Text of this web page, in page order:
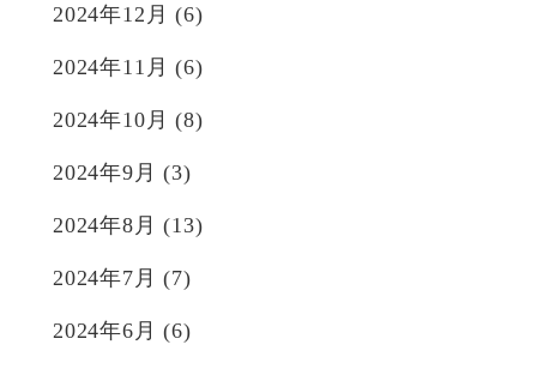
2024年12月 (6)
2024年11月 (6)
2024年10月 (8)
2024年9月 (3)
2024年8月 (13)
2024年7月 (7)
2024年6月 (6)